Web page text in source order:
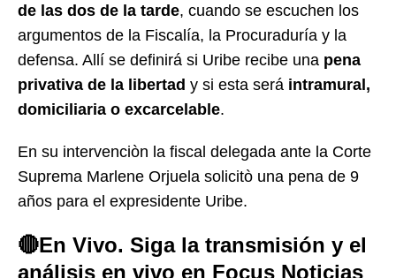
de las dos de la tarde, cuando se escuchen los
argumentos de la Fiscalía, la Procuraduría y la
defensa. Allí se definirá si Uribe recibe una pena
privativa de la libertad y si esta será intramural,
domiciliaria o excarcelable.
En su intervenciòn la fiscal delegada ante la Corte
Suprema Marlene Orjuela solicitò una pena de 9
años para el expresidente Uribe.
🔴En Vivo. Siga la transmisión y el
análisis en vivo en Focus Noticias